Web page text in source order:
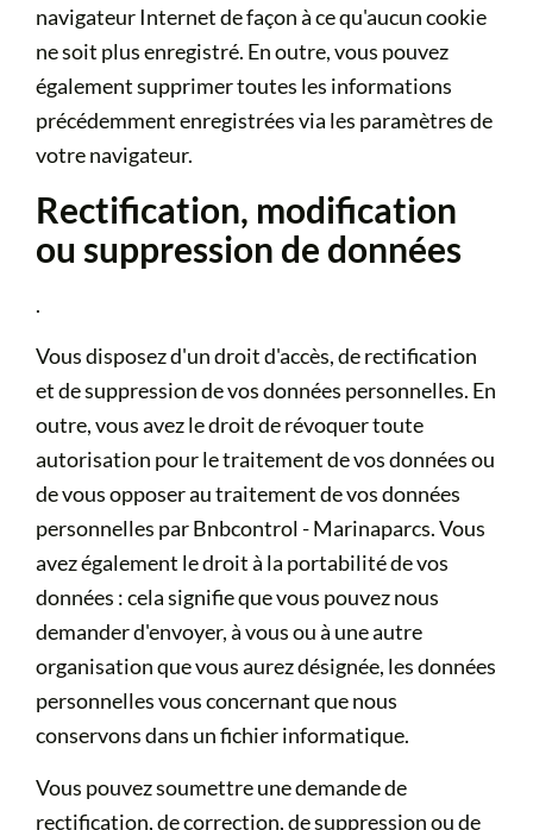
navigateur Internet de façon à ce qu'aucun cookie
ne soit plus enregistré. En outre, vous pouvez
également supprimer toutes les informations
précédemment enregistrées via les paramètres de
votre navigateur.
Rectification, modification
ou suppression de données
.
Vous disposez d'un droit d'accès, de rectification
et de suppression de vos données personnelles. En
outre, vous avez le droit de révoquer toute
autorisation pour le traitement de vos données ou
de vous opposer au traitement de vos données
personnelles par Bnbcontrol - Marinaparcs. Vous
avez également le droit à la portabilité de vos
données : cela signifie que vous pouvez nous
demander d'envoyer, à vous ou à une autre
organisation que vous aurez désignée, les données
personnelles vous concernant que nous
conservons dans un fichier informatique.
Vous pouvez soumettre une demande de
rectification, de correction, de suppression ou de